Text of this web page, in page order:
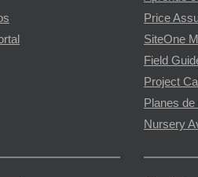
Price
SiteOne
Field
Project
Planes
Nursery